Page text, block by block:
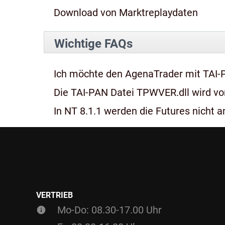
Download von Marktreplaydaten
Wichtige FAQs
Ich möchte den AgenaTrader mit
Die TAI-PAN Datei TPWVER.dll wird
In NT 8.1.1 werden die Futures nicht
VERTRIEB
Mo-Do: 08.30-17.00 Uhr